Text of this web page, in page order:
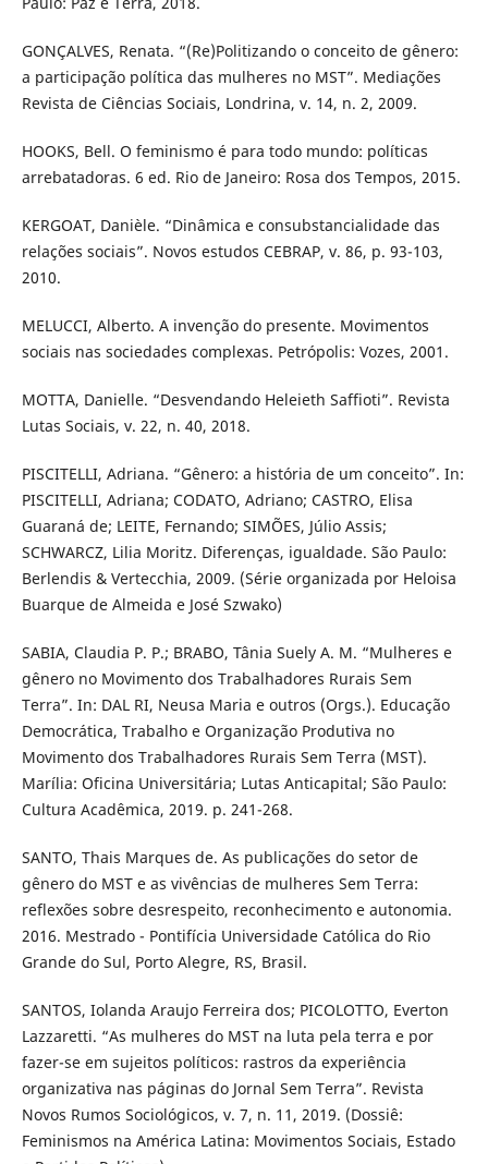
GONÇALVES, Renata. “(Re)Politizando o conceito de gênero:
a participação política das mulheres no MST”. Mediações
Revista de Ciências Sociais, Londrina, v. 14, n. 2, 2009.
HOOKS, Bell. O feminismo é para todo mundo: políticas
arrebatadoras. 6 ed. Rio de Janeiro: Rosa dos Tempos, 2015.
KERGOAT, Danièle. “Dinâmica e consubstancialidade das
relações sociais”. Novos estudos CEBRAP, v. 86, p. 93-103,
2010.
MELUCCI, Alberto. A invenção do presente. Movimentos
sociais nas sociedades complexas. Petrópolis: Vozes, 2001.
MOTTA, Danielle. “Desvendando Heleieth Saffioti”. Revista
Lutas Sociais, v. 22, n. 40, 2018.
PISCITELLI, Adriana. “Gênero: a história de um conceito”. In:
PISCITELLI, Adriana; CODATO, Adriano; CASTRO, Elisa
Guaraná de; LEITE, Fernando; SIMÕES, Júlio Assis;
SCHWARCZ, Lilia Moritz. Diferenças, igualdade. São Paulo:
Berlendis & Vertecchia, 2009. (Série organizada por Heloisa
Buarque de Almeida e José Szwako)
SABIA, Claudia P. P.; BRABO, Tânia Suely A. M. “Mulheres e
gênero no Movimento dos Trabalhadores Rurais Sem
Terra”. In: DAL RI, Neusa Maria e outros (Orgs.). Educação
Democrática, Trabalho e Organização Produtiva no
Movimento dos Trabalhadores Rurais Sem Terra (MST).
Marília: Oficina Universitária; Lutas Anticapital; São Paulo:
Cultura Acadêmica, 2019. p. 241-268.
SANTO, Thais Marques de. As publicações do setor de
gênero do MST e as vivências de mulheres Sem Terra:
reflexões sobre desrespeito, reconhecimento e autonomia.
2016. Mestrado - Pontifícia Universidade Católica do Rio
Grande do Sul, Porto Alegre, RS, Brasil.
SANTOS, Iolanda Araujo Ferreira dos; PICOLOTTO, Everton
Lazzaretti. “As mulheres do MST na luta pela terra e por
fazer-se em sujeitos políticos: rastros da experiência
organizativa nas páginas do Jornal Sem Terra”. Revista
Novos Rumos Sociológicos, v. 7, n. 11, 2019. (Dossiê:
Feminismos na América Latina: Movimentos Sociais, Estado